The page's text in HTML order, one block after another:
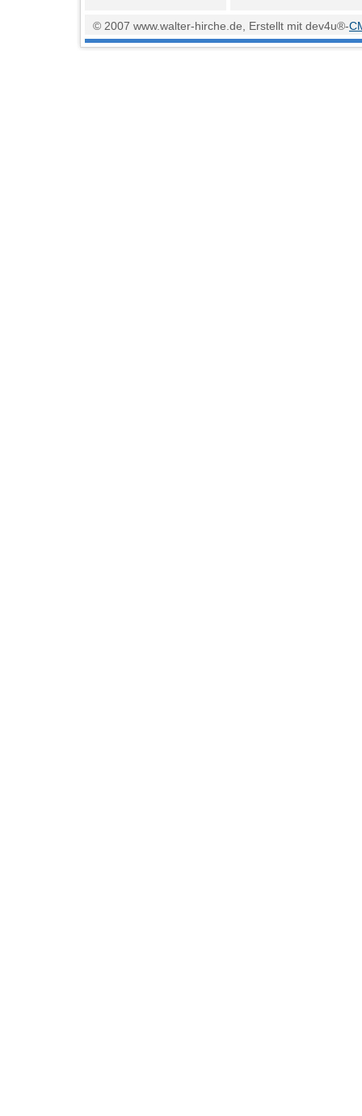
© 2007 www.walter-hirche.de, Erstellt mit dev4u®-